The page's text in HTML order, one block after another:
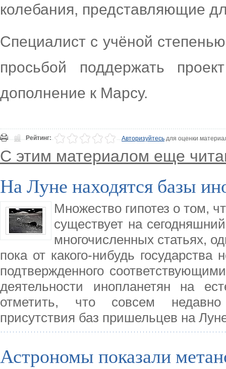
колебания, представляющие
Специалист с учёной
просьбой поддержать
дополнение к Марсу.
Рейтинг: Авторизуйтесьдля оценки
С этим материалом еще
На Луне находятся базы
Множество гипотез о том,
существует на
многочисленных статьях,
пока от какого-нибудь
подтвержденного
деятельности инопланетян на
отметить, что совсем недавно
присутствия баз пришельцев на
Астрономы показали